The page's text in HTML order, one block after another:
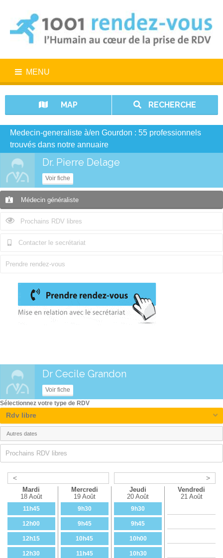
MENU
MAP RECHERCHE
Medecin-generaliste à/en Gourdon : 55 professionnels
trouvés dans notre annuaire
Dr. Pierre Delage
Voir fiche
Médecin généraliste
Prochains RDV libres
Contacter le secrétariat
Prendre rendez-vous
Dr Cecile Grandon
Voir fiche
< >
Mardi
18 Août
11h45
12h00
12h15
12h30
Mercredi
19 Août
9h30
9h45
10h45
11h45
Jeudi
20 Août
9h30
9h45
10h00
10h30
Vendredi
21 Août
Sélectionnez votre type de RDV
Rdv libre
Prochains RDV libres